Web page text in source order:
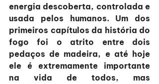
energia descoberta, controlada e
usada pelos humanos. Um dos
primeiros capítulos da história do
fogo foi o atrito entre dois
pedaços de madeira, e até hoje
ele é extremamente importante
na vida de todos, mas